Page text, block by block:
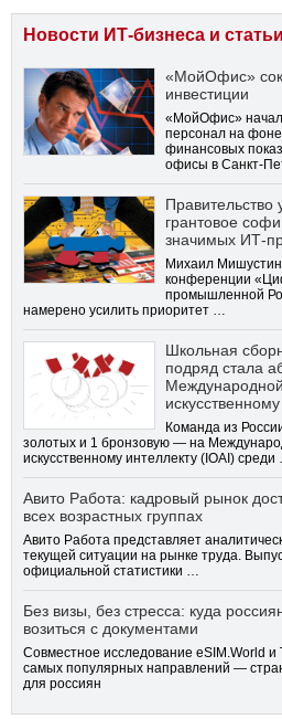
Новости ИТ-бизнеса и статьи
«МойОфис»
инвестиции
«МойОфис» начал
персонал на
финансовых
офисы в Санкт-
Правительство
грантовое
значимых ИТ-
Михаил Мишустин
конференции
промышленной
намерено усилить приоритет …
Школьная
подряд стала
Команда из
золотых и 1 бронзовую — на
искусственному интеллекту (IOAI)
Авито Работа: кадровый рынок
всех возрастных группах
Авито Работа представляет
текущей ситуации на рынке труда.
официальной статистики …
Без визы, без стресса: куда
возиться с документами
Совместное исследование eSIM.World и
самых популярных направлений —
для россиян